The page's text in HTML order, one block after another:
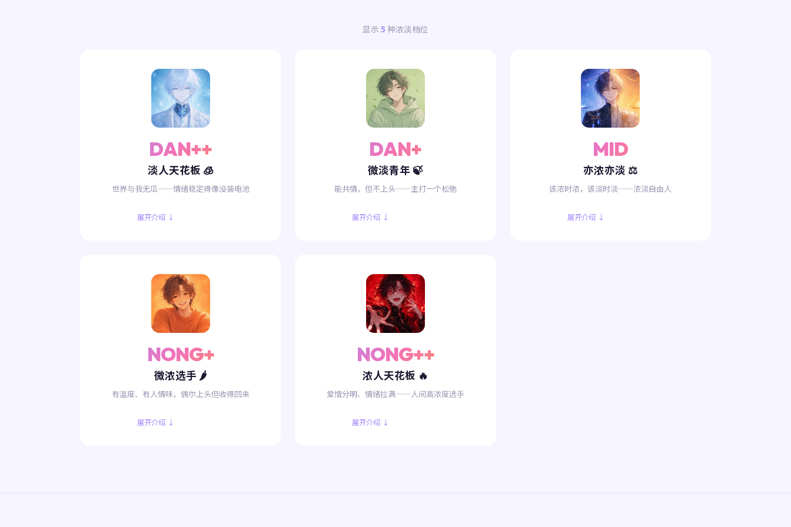
显示 5 种浓淡档位
DAN++
淡人天花板 🧊
世界与我无瓜——情绪稳定得像没装电池
展开介绍 ↓
DAN+
微淡青年 🍃
能共情，但不上头——主打一个松弛
展开介绍 ↓
MID
亦浓亦淡 ⚖️
该浓时浓，该淡时淡——浓淡自由人
展开介绍 ↓
NONG+
微浓选手 🌶️
有温度、有人情味，偶尔上头但收得回来
展开介绍 ↓
NONG++
浓人天花板 🔥
爱憎分明、情绪拉满——人间高浓度选手
展开介绍 ↓